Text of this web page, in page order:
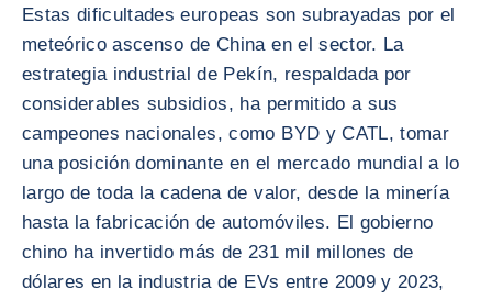
Estas dificultades europeas son subrayadas por el
meteórico ascenso de China en el sector. La
estrategia industrial de Pekín, respaldada por
considerables subsidios, ha permitido a sus
campeones nacionales, como BYD y CATL, tomar
una posición dominante en el mercado mundial a lo
largo de toda la cadena de valor, desde la minería
hasta la fabricación de automóviles. El gobierno
chino ha invertido más de 231 mil millones de
dólares en la industria de EVs entre 2009 y 2023,